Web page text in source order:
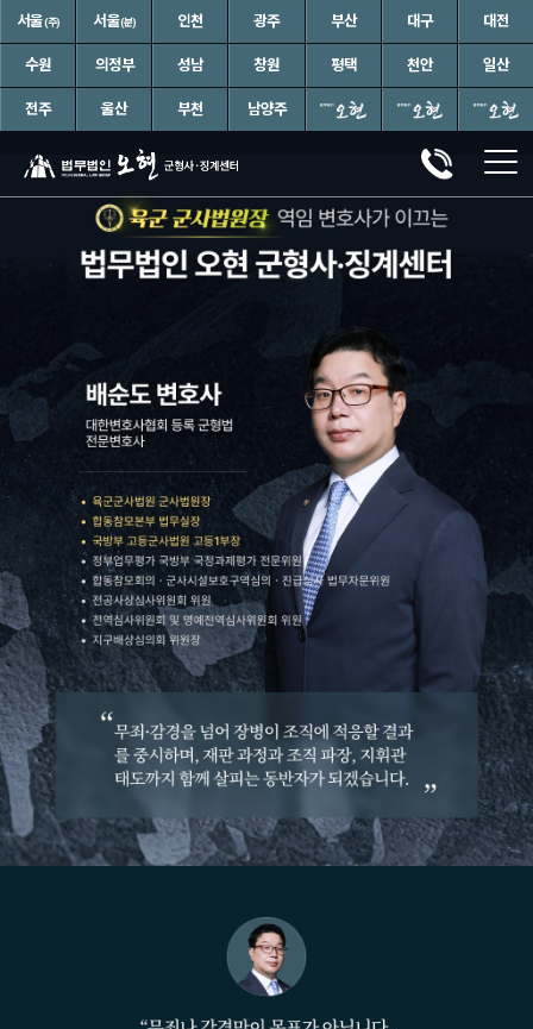
서울(주) 서울(분) 인천 광주 부산 대구 대전
수원 의정부 성남 창원 평택 천안 일산
전주 울산 부천 남양주